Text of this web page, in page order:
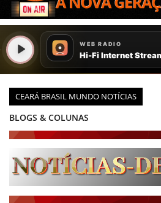
CEARÁ BRASIL MUNDO NOTÍCIAS
BLOGS & COLUNAS
PODCAST - PONTO DE VISTA
BRASIL DE FATO - ÚLTIMAS NOTÍCIAS
NOTÍCIAS GERAIS
CONECTE-SE
REGISTO